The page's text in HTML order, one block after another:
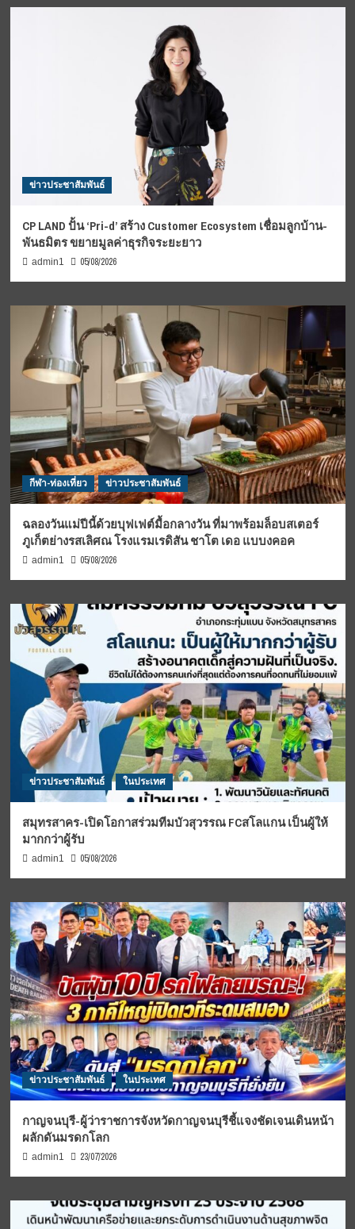
ข่าวประชาสัมพันธ์
CP LAND ปั้น ‘Pri-d’ สร้าง Customer Ecosystem เชื่อมลูกบ้าน-
พันธมิตร ขยายมูลค่าธุรกิจระยะยาว
admin1 05/08/2026
กีฬา-ท่องเที่ยว ข่าวประชาสัมพันธ์
ฉลองวันแม่ปีนี้ด้วยบุฟเฟต์มื้อกลางวัน ที่มาพร้อมล็อบสเตอร์
ภูเก็ตย่างรสเลิศณ โรงแรมเรดิสัน ชาโต เดอ แบบงคอค
admin1 05/08/2026
ข่าวประชาสัมพันธ์ ในประเทศ
สมุทรสาคร-เปิดโอกาสร่วมทีมบัวสุวรรณ FCสโลแกน เป็นผู้ให้
มากกว่าผู้รับ
admin1 05/08/2026
ข่าวประชาสัมพันธ์ ในประเทศ
กาญจนบุรี-ผู้ว่าราชการจังหวัดกาญจนบุรีชี้แจงชัดเจนเดินหน้า
ผลักดันมรดกโลก
admin1 23/07/2026